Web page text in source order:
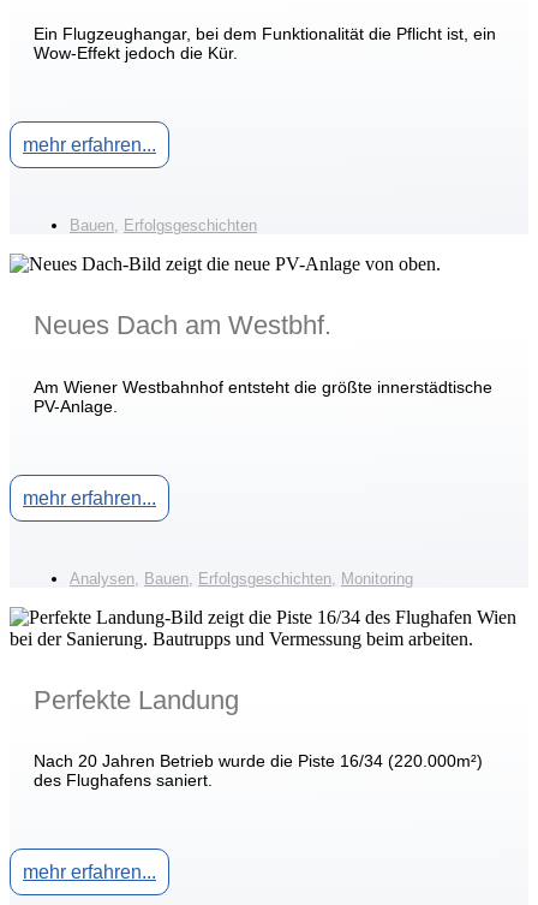
Ein Flugzeughangar, bei dem Funktionalität die Pflicht ist, ein
Wow-Effekt jedoch die Kür.
mehr erfahren...
Bauen, Erfolgsgeschichten
Neues Dach am Westbhf.
Am Wiener Westbahnhof entsteht die größte innerstädtische
PV-Anlage.
mehr erfahren...
Analysen Bauen Erfolgsgeschichten Monitoring
Perfekte Landung
Nach 20 Jahren Betrieb wurde die Piste 16/34 (220.000m²)
des Flughafens saniert.
mehr erfahren...